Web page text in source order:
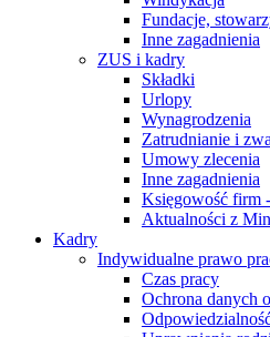
Fundacje,
Inne zagadnienia
ZUS i kadry
Składki
Urlopy
Wynagrodzenia
Zatrudnianie i
Umowy zlecenia
Inne zagadnienia
Księgowość firm
Aktualności z
Kadry
Indywidualne prawo
Czas pracy
Ochrona danych